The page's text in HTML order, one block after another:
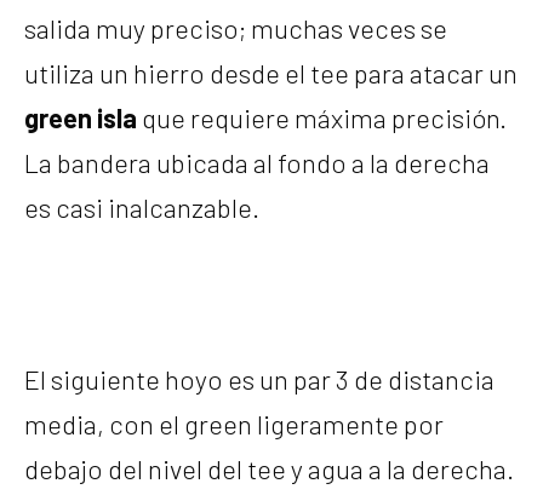
salida muy preciso; muchas veces se
utiliza un hierro desde el tee para atacar un
green isla que requiere máxima precisión.
La bandera ubicada al fondo a la derecha
es casi inalcanzable.
El siguiente hoyo es un par 3 de distancia
media, con el green ligeramente por
debajo del nivel del tee y agua a la derecha.